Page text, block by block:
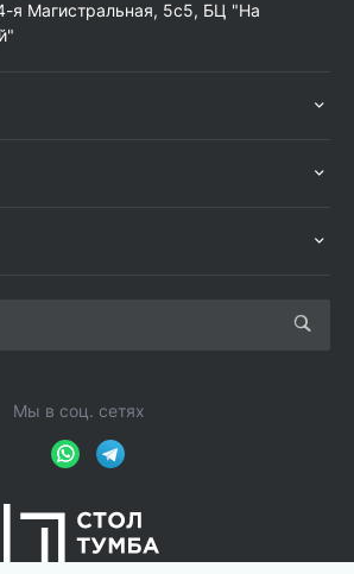
я Магистральная, 5с5, БЦ "На
Мы в соц. сетях